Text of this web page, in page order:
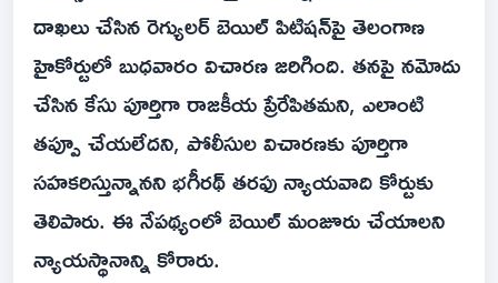
దాఖలు చేసిన రెగ్యులర్ బెయిల్ పిటిషన్‌పై తెలంగాణ
హైకోర్టులో బుధవారం విచారణ జరిగింది. తనపై నమోదు
చేసిన కేసు పూర్తిగా రాజకీయ ప్రేరేపితమని, ఎలాంటి
తప్పూ చేయలేదని, పోలీసుల విచారణకు పూర్తిగా
సహకరిస్తున్నానని భగీరథ్ తరఫు న్యాయవాది కోర్టుకు
తెలిపారు. ఈ నేపథ్యంలో బెయిల్ మంజూరు చేయాలని
న్యాయస్థానాన్ని కోరారు.